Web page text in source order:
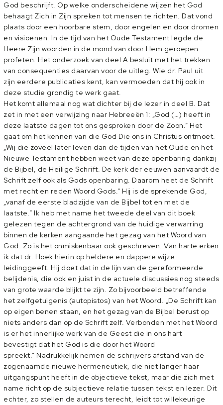
God beschrijft. Op welke onderscheidene wijzen het God
behaagt Zich in Zijn spreken tot mensen te richten. Dat vond
plaats door een hoorbare stem, door engelen en door dromen
en visioenen. In de tijd van het Oude Testament legde de
Heere Zijn woorden in de mond van door Hem geroepen
profeten. Het onderzoek van deel A besluit met het trekken
van consequenties daarvan voor de uitleg. Wie dr. Paul uit
zijn eerdere publicaties kent, kan vermoeden dat hij ook in
deze studie grondig te werk gaat.
Het komt allemaal nog wat dichter bij de lezer in deel B. Dat
zet in met een verwijzing naar Hebreeën 1: „God (…) heeft in
deze laatste dagen tot ons gesproken door de Zoon.” Het
gaat om het kennen van die God Die ons in Christus ontmoet.
„Wij die zoveel later leven dan de tijden van het Oude en het
Nieuwe Testament hebben weet van deze openbaring dankzij
de Bijbel, de Heilige Schrift. De kerk der eeuwen aanvaardt de
Schrift zelf ook als Gods openbaring. Daarom heet de Schrift
met recht en reden Woord Gods.” Hij is de sprekende God,
„vanaf de eerste bladzijde van de Bijbel tot en met de
laatste.” Ik heb met name het tweede deel van dit boek
gelezen tegen de achtergrond van de huidige verwarring
binnen de kerken aangaande het gezag van het Woord van
God. Zo is het onmiskenbaar ook geschreven. Van harte erken
ik dat dr. Hoek hierin op heldere en dappere wijze
leidinggeeft. Hij doet dat in de lijn van de gereformeerde
belijdenis, die ook en juist in de actuele discussies nog steeds
van grote waarde blijkt te zijn. Zo bijvoorbeeld betreffende
het zelfgetuigenis (autopistos) van het Woord. „De Schrift kan
op eigen benen staan, en het gezag van de Bijbel berust op
niets anders dan op de Schrift zelf. Verbonden met het Woord
is er het innerlijke werk van de Geest die in ons hart
bevestigt dat het God is die door het Woord
spreekt.” Nadrukkelijk nemen de schrijvers afstand van de
zogenaamde nieuwe hermeneutiek, die niet langer haar
uitgangspunt heeft in de objectieve tekst, maar die zich met
name richt op de subjectieve relatie tussen tekst en lezer. Dit
echter, zo stellen de auteurs terecht, leidt tot willekeurige